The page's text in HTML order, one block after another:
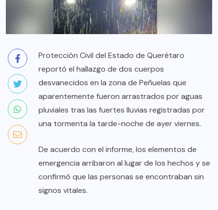
Protección Civil del Estado de Querétaro
reportó el hallazgo de dos cuerpos
desvanecidos en la zona de Peñuelas que
aparentemente fueron arrastrados por aguas
pluviales tras las fuertes lluvias registradas por
una tormenta la tarde-noche de ayer viernes.
De acuerdo con el informe, los elementos de
emergencia arribaron al lugar de los hechos y se
confirmó que las personas se encontraban sin
signos vitales.